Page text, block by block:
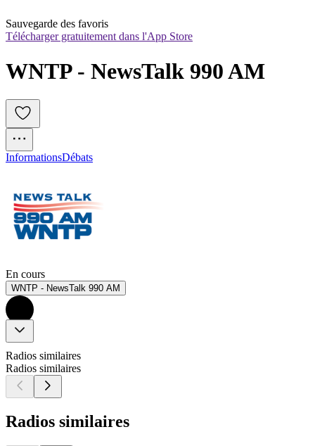
Sauvegarde des favoris
Télécharger gratuitement dans l'App Store
WNTP - NewsTalk 990 AM
InformationsDébats
En cours
WNTP - NewsTalk 990 AM
Radios similaires
Radios similaires
Radios similaires